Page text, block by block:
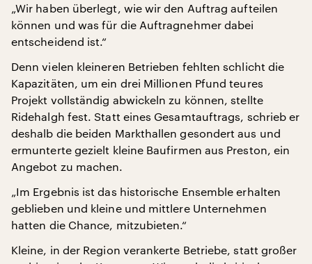
„Wir haben überlegt, wie wir den Auftrag aufteilen
können und was für die Auftragnehmer dabei
entscheidend ist.“
Denn vielen kleineren Betrieben fehlten schlicht die
Kapazitäten, um ein drei Millionen Pfund teures
Projekt vollständig abwickeln zu können, stellte
Ridehalgh fest. Statt eines Gesamtauftrags, schrieb er
deshalb die beiden Markthallen gesondert aus und
ermunterte gezielt kleine Baufirmen aus Preston, ein
Angebot zu machen.
„Im Ergebnis ist das historische Ensemble erhalten
geblieben und kleine und mittlere Unternehmen
hatten die Chance, mitzubieten.“
Kleine, in der Region verankerte Betriebe, statt großer